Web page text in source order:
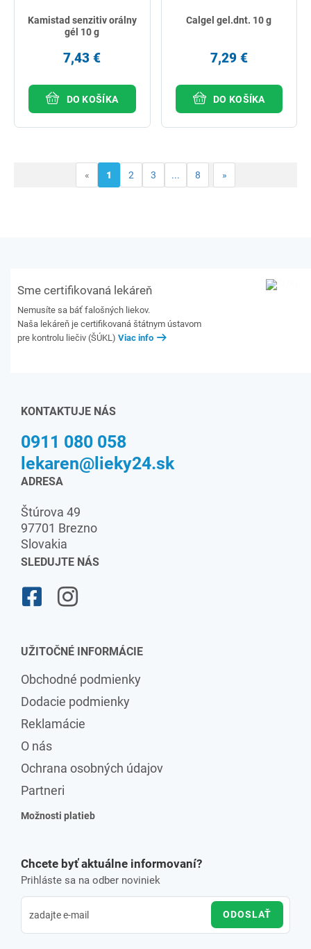
Kamistad senzitiv orálny
gél 10 g
7,43 €
DO KOŠÍKA
Calgel gel.dnt. 10 g
7,29 €
DO KOŠÍKA
« 1 2 3 ... 8 »
Sme certifikovaná lekáreň
Nemusíte sa báť falošných liekov.
Naša lekáreň je certifikovaná štátnym ústavom
pre kontrolu liečiv (ŠÚKL) Viac info
KONTAKTUJE NÁS
0911 080 058
lekaren@lieky24.sk
ADRESA
Štúrova 49
97701 Brezno
Slovakia
SLEDUJTE NÁS
UŽITOČNÉ INFORMÁCIE
Obchodné podmienky
Dodacie podmienky
Reklamácie
O nás
Ochrana osobných údajov
Partneri
Možnosti platieb
Chcete byť aktuálne informovaní?
Prihláste sa na odber noviniek
ODOSLAŤ